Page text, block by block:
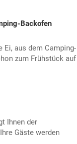
Backofen
Ei, aus dem Camping-
zum Frühstück auf
Ihnen der
Gäste werden